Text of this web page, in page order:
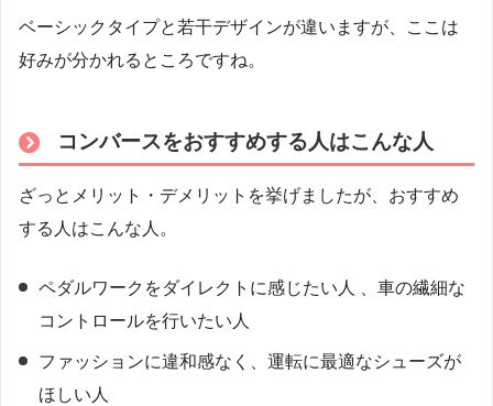
ベーシックタイプと若干デザインが違いますが、ここは
好みが分かれるところですね。
コンバースをおすすめする人はこんな人
ざっとメリット・デメリットを挙げましたが、おすすめ
する人はこんな人。
ペダルワークをダイレクトに感じたい人 、車の繊細な
コントロールを行いたい人
ファッションに違和感なく、運転に最適なシューズが
ほしい人